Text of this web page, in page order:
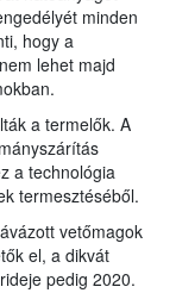
minden
hogy a
lehet majd
a termelők. A
a technológia
termesztéséből.
vetőmagok
el, a dikvát
pedig 2020.